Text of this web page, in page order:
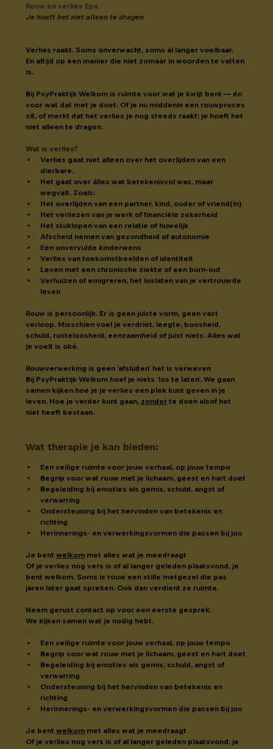
Rouw en verlies Epe
Je hoeft het niet alleen te dragen
Verlies raakt. Soms onverwacht, soms al langer voelbaar.
En altijd op een manier die niet zomaar in woorden te vatten
is.
Bij PsyPraktijk Welkom is ruimte voor wat je kwijt bent — én
voor wat dat met je doet. Of je nu middenin een rouwproces
zit, of merkt dat het verlies je nog steeds raakt: je hoeft het
niet alleen te dragen.
Wat is verlies?
Verlies gaat niet alleen over het overlijden van een
dierbare.
Het gaat over álles wat betekenisvol was, maar
wegvalt. Zoals:
Het overlijden van een partner, kind, ouder of vriend(in)
Het verliezen van je werk of financiële zekerheid
Het stuklopen van een relatie of huwelijk
Afscheid nemen van gezondheid of autonomie
Een onvervulde kinderwens
Verlies van toekomstbeelden of identiteit
Leven met een chronische ziekte of een burn-out
Verhuizen of emigreren, het loslaten van je vertrouwde
leven
Rouw is persoonlijk. Er is geen juiste vorm, geen vast
verloop. Misschien voel je verdriet, leegte, boosheid,
schuld, rusteloosheid, eenzaamheid of juist niets. Alles wat
je voelt is oké.
Rouwverwerking is geen ‘afsluiten’ het is verweven
Bij PsyPraktijk Welkom hoef je niets ‘los te laten’. We gaan
samen kijken hoe je je verlies een plek kunt geven in je
leven. Hoe je verder kunt gaan, zonder te doen alsof het
niet heeft bestaan.
Wat therapie je kan bieden:
Een veilige ruimte voor jouw verhaal, op jouw tempo
Begrip voor wat rouw met je lichaam, geest en hart doet
Begeleiding bij emoties als gemis, schuld, angst of
verwarring
Ondersteuning bij het hervinden van betekenis en
richting
Herinnerings- en verwerkingsvormen die passen bij jou
Je bent welkom met alles wat je meedraagt
Of je verlies nog vers is of al langer geleden plaatsvond, je
bent welkom. Soms is rouw een stille metgezel die pas
jaren later gaat spreken. Ook dan verdient ze ruimte.
Neem gerust contact op voor een eerste gesprek.
We kijken samen wat je nodig hebt.
:
Een veilige ruimte voor jouw verhaal, op jouw tempo
Begrip voor wat rouw met je lichaam, geest en hart doet
Begeleiding bij emoties als gemis, schuld, angst of
verwarring
Ondersteuning bij het hervinden van betekenis en
richting
Herinnerings- en verwerkingsvormen die passen bij jou
Je bent welkom met alles wat je meedraagt
Of je verlies nog vers is of al langer geleden plaatsvond, je